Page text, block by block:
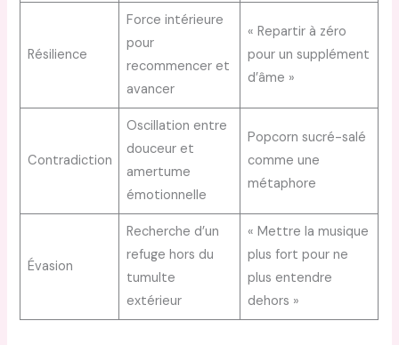
Résilience
Force intérieure
pour
recommencer et
avancer
« Repartir à zéro
pour un supplément
d’âme »
Contradiction
Oscillation entre
douceur et
amertume
émotionnelle
Popcorn sucré-salé
comme une
métaphore
Évasion
Recherche d’un
refuge hors du
tumulte
extérieur
« Mettre la musique
plus fort pour ne
plus entendre
dehors »